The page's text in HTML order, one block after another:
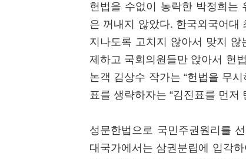
헌법을 수없이 농락한 박정희는
은 꺼내지 않았다. 한국외국어대
지나도록 고치지 않아서 맞지
제하고 국회의원들만 앉아서 헌
논객 김상수 작가는 “헌법을 무
표를 생략하자는 “김진표를 먼저
성문한법으로 국민주권원리를
대국가에서는 삼권분립에 입각